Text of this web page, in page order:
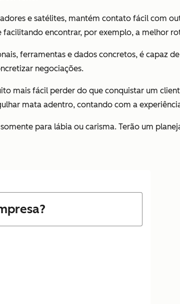
e satélites, mantém contato fácil com
encontrar, por exemplo, a melhor
ferramentas e dados concretos, é capaz
negociações.
mais fácil perder do que conquistar um
mata adentro, contando com a
para lábia ou carisma. Terão um